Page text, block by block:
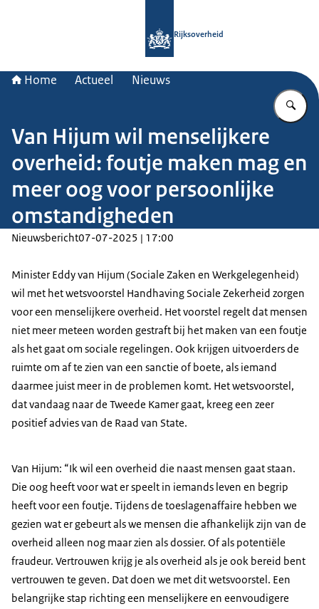
Rijksoverheid
Home Actueel Nieuws
Van Hijum wil menselijkere
overheid: foutje maken mag en
meer oog voor persoonlijke
omstandigheden
Nieuwsbericht07-07-2025 | 17:00
Minister Eddy van Hijum (Sociale Zaken en Werkgelegenheid)
wil met het wetsvoorstel Handhaving Sociale Zekerheid zorgen
voor een menselijkere overheid. Het voorstel regelt dat mensen
niet meer meteen worden gestraft bij het maken van een foutje
als het gaat om sociale regelingen. Ook krijgen uitvoerders de
ruimte om af te zien van een sanctie of boete, als iemand
daarmee juist meer in de problemen komt. Het wetsvoorstel,
dat vandaag naar de Tweede Kamer gaat, kreeg een zeer
positief advies van de Raad van State.
Van Hijum: “Ik wil een overheid die naast mensen gaat staan.
Die oog heeft voor wat er speelt in iemands leven en begrip
heeft voor een foutje. Tijdens de toeslagenaffaire hebben we
gezien wat er gebeurt als we mensen die afhankelijk zijn van de
overheid alleen nog maar zien als dossier. Of als potentiële
fraudeur. Vertrouwen krijg je als overheid als je ook bereid bent
vertrouwen te geven. Dat doen we met dit wetsvoorstel. Een
belangrijke stap richting een menselijkere en eenvoudigere